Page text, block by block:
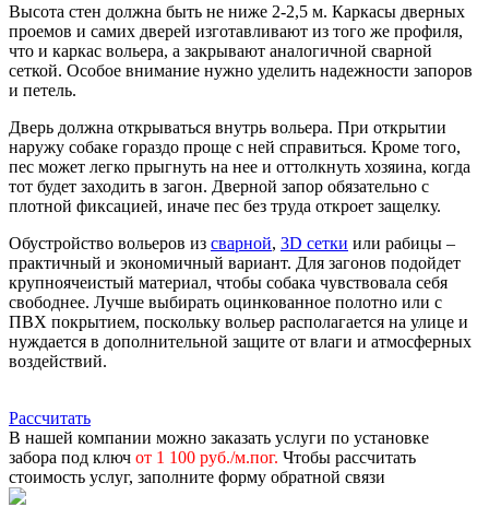
Высота стен должна быть не ниже 2-2,5 м. Каркасы дверных
проемов и самих дверей изготавливают из того же профиля,
что и каркас вольера, а закрывают аналогичной сварной
сеткой. Особое внимание нужно уделить надежности запоров
и петель.
Дверь должна открываться внутрь вольера. При открытии
наружу собаке гораздо проще с ней справиться. Кроме того,
пес может легко прыгнуть на нее и оттолкнуть хозяина, когда
тот будет заходить в загон. Дверной запор обязательно с
плотной фиксацией, иначе пес без труда откроет защелку.
Обустройство вольеров из сварной, 3D сетки или рабицы –
практичный и экономичный вариант. Для загонов подойдет
крупноячеистый материал, чтобы собака чувствовала себя
свободнее. Лучше выбирать оцинкованное полотно или с
ПВХ покрытием, поскольку вольер располагается на улице и
нуждается в дополнительной защите от влаги и атмосферных
воздействий.
Рассчитать
В нашей компании можно заказать услуги по установке
забора под ключ от 1 100 руб./м.пог. Чтобы рассчитать
стоимость услуг, заполните форму обратной связи